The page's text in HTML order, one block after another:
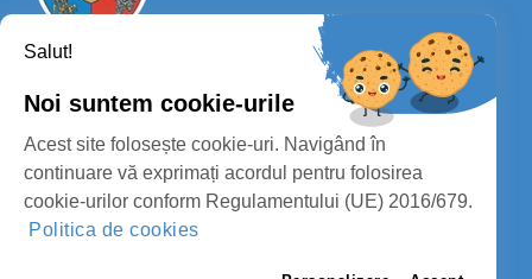
PROTECȚIA DATELOR PERSONALE
MASS-MEDIA
CONSILIUL JUDEȚEAN SATU MARE
Salut!
Noi suntem cookie-urile
Acest site folosește cookie-uri. Navigând în
continuare vă exprimați acordul pentru folosirea
cookie-urilor conform Regulamentului (UE) 2016/679.
Politica de cookies